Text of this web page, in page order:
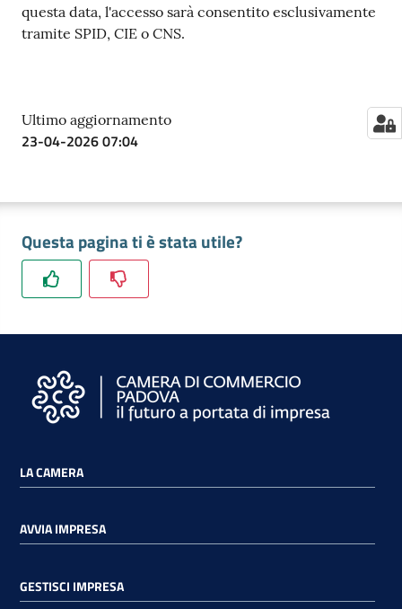
questa data, l'accesso sarà consentito esclusivamente
tramite SPID, CIE o CNS.
Ultimo aggiornamento
23-04-2026 07:04
Questa pagina ti è stata utile?
LA CAMERA
AVVIA IMPRESA
GESTISCI IMPRESA